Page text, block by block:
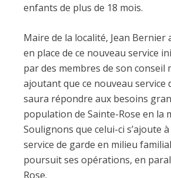
enfants de plus de 18 mois.
Maire de la localité, Jean Bernier
en place de ce nouveau service
par des membres de son conseil
ajoutant que ce nouveau service
saura répondre aux besoins
population de Sainte-Rose en la
Soulignons que celui-ci s’ajoute
service de garde en milieu
poursuit ses opérations, en
Rose.